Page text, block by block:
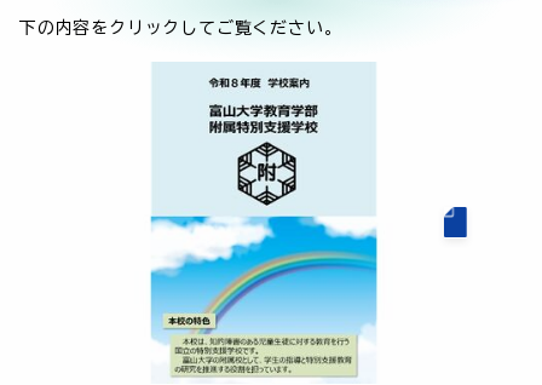
下の内容をクリックしてご覧ください。